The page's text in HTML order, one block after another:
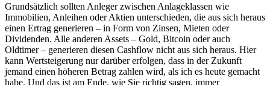
Grundsätzlich sollten Anleger zwischen Anlageklassen wie
Immobilien, Anleihen oder Aktien unterschieden, die aus sich heraus
einen Ertrag generieren – in Form von Zinsen, Mieten oder
Dividenden. Alle anderen Assets – Gold, Bitcoin oder auch
Oldtimer – generieren diesen Cashflow nicht aus sich heraus. Hier
kann Wertsteigerung nur darüber erfolgen, dass in der Zukunft
jemand einen höheren Betrag zahlen wird, als ich es heute gemacht
habe. Und das ist am Ende, wie Sie richtig sagen, immer